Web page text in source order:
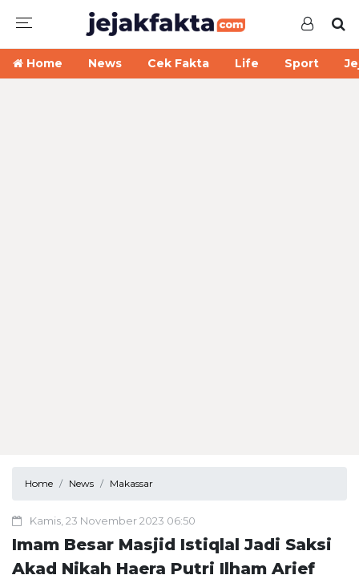
Home News Cek Fakta Life Sport
Home News Makassar
Kamis, 23 November 2023 06:50
Imam Besar Masjid Istiqlal Jadi Saksi
Akad Nikah Haera Putri Ilham Arief